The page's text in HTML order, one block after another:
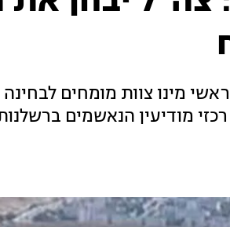
מינו צוות מומחים
מודיעין הנאשמים